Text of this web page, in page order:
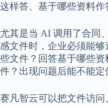
这样答、基于哪些资料作
尤其是当 AI 调用了合同
感文件时，企业必须能
些文件？回答基于哪些
件？出现问题后能不能定
赛凡智云可以把文件访问